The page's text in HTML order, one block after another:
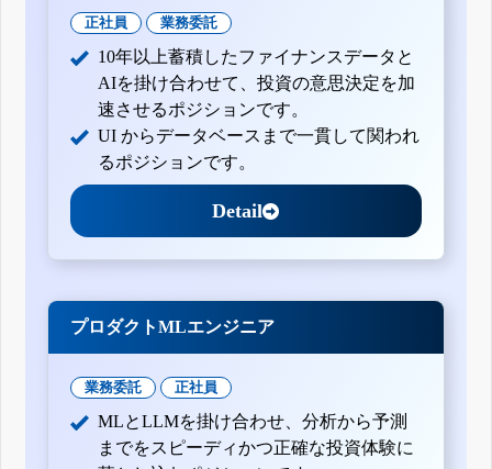
正社員 業務委託
10年以上蓄積したファイナンスデータと
AIを掛け合わせて、投資の意思決定を加
速させるポジションです。
UI からデータベースまで一貫して関われ
るポジションです。
Detail
プロダクトMLエンジニア
業務委託 正社員
MLとLLMを掛け合わせ、分析から予測
までをスピーディかつ正確な投資体験に